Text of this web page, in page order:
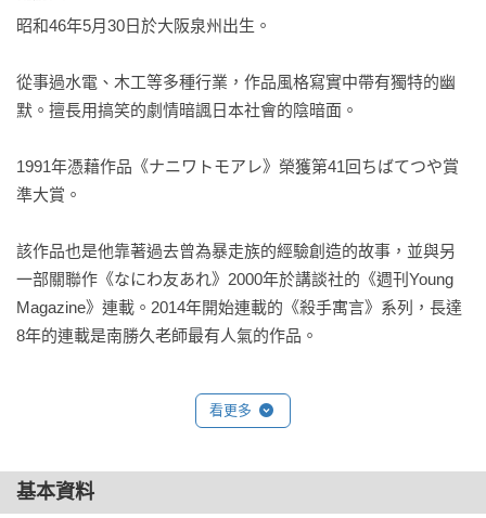
昭和46年5月30日於大阪泉州出生。
從事過水電、木工等多種行業，作品風格寫實中帶有獨特的幽
默。擅長用搞笑的劇情暗諷日本社會的陰暗面。
1991年憑藉作品《ナニワトモアレ》榮獲第41回ちばてつや賞
準大賞。
該作品也是他靠著過去曾為暴走族的經驗創造的故事，並與另
一部關聯作《なにわ友あれ》2000年於講談社的《週刊Young
Magazine》連載。2014年開始連載的《殺手寓言》系列，長達
8年的連載是南勝久老師最有人氣的作品。
看更多
基本資料